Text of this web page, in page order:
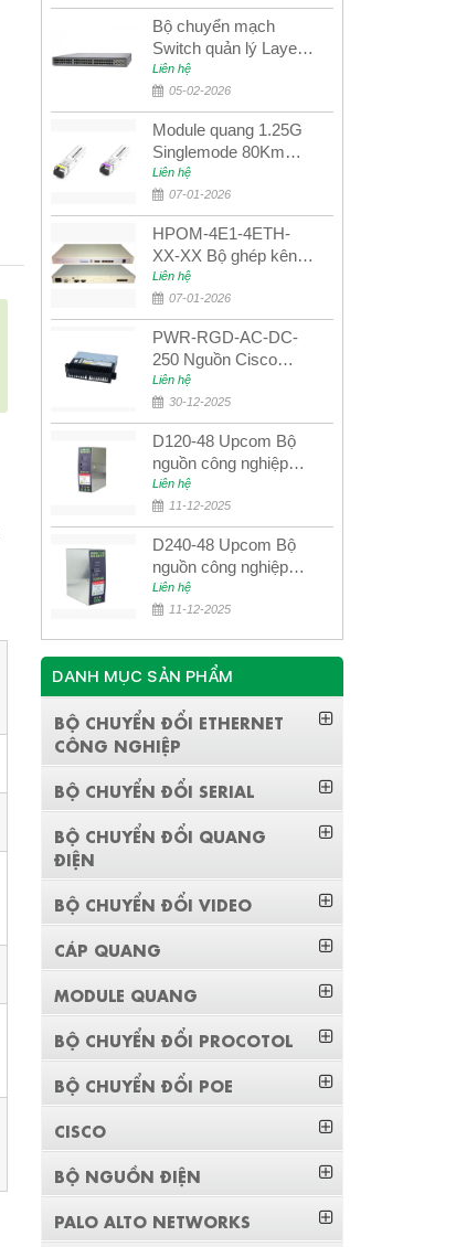
switch Juniper
Networks EX4400
Bộ chuyển mạch
Switch quản lý Layer 3
Juniper QFX5100-48S
Liên hệ
05-02-2026
Module quang 1.25G
Singlemode 80Km
UPCOM MWS-12-45-
80AD/MWS-12-54-
80BD
Liên hệ
07-01-2026
HPOM-4E1-4ETH-
XX-XX Bộ ghép kênh
quang quản lý SDH
4E1+4ETH+RS232
Liên hệ
07-01-2026
PWR-RGD-AC-DC-
250 Nguồn Cisco
Industrial 250W
PoE/PoE+
Liên hệ
30-12-2025
D120-48 Upcom Bộ
nguồn công nghiệp
đầu ra đơn 120W
48VDC
Liên hệ
11-12-2025
D240-48 Upcom Bộ
nguồn công nghiệp
đầu ra đơn 240W
48VDC
Liên hệ
11-12-2025
DANH MỤC SẢN PHẨM
BỘ CHUYỂN ĐỔI ETHERNET
CÔNG NGHIỆP
BỘ CHUYỂN ĐỔI SERIAL
BỘ CHUYỂN ĐỔI QUANG
ĐIỆN
BỘ CHUYỂN ĐỔI VIDEO
CÁP QUANG
MODULE QUANG
BỘ CHUYỂN ĐỔI PROCOTOL
BỘ CHUYỂN ĐỔI POE
CISCO
BỘ NGUỒN ĐIỆN
PALO ALTO NETWORKS